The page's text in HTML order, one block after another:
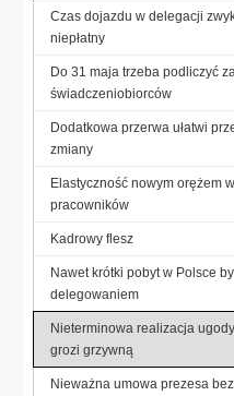
Czas dojazdu w delegacji
niepłatny
Do 31 maja trzeba podliczyć
świadczeniobiorców
Dodatkowa przerwa ułatwi
zmiany
Elastyczność nowym orężem
pracowników
Kadrowy flesz
Nawet krótki pobyt w Polsce
delegowaniem
Nieterminowa realizacja
grozi grzywną
Nieważna umowa prezesa bez